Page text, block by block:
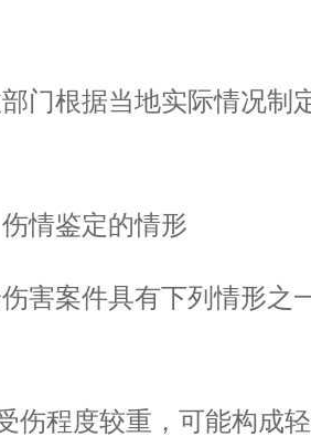
根据当地实际情况制
鉴定的情形
案件具有下列情形之
程度较重，可能构成轻